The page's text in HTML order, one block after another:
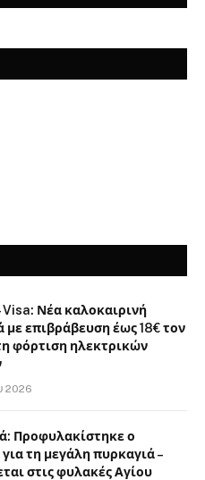
Visa: Νέα καλοκαιρινή
επιβράβευση έως 18€ τον
φόρτιση ηλεκτρικών
2026
Προφυλακίστηκε ο
τη μεγάλη πυρκαγιά –
στις φυλακές Αγίου